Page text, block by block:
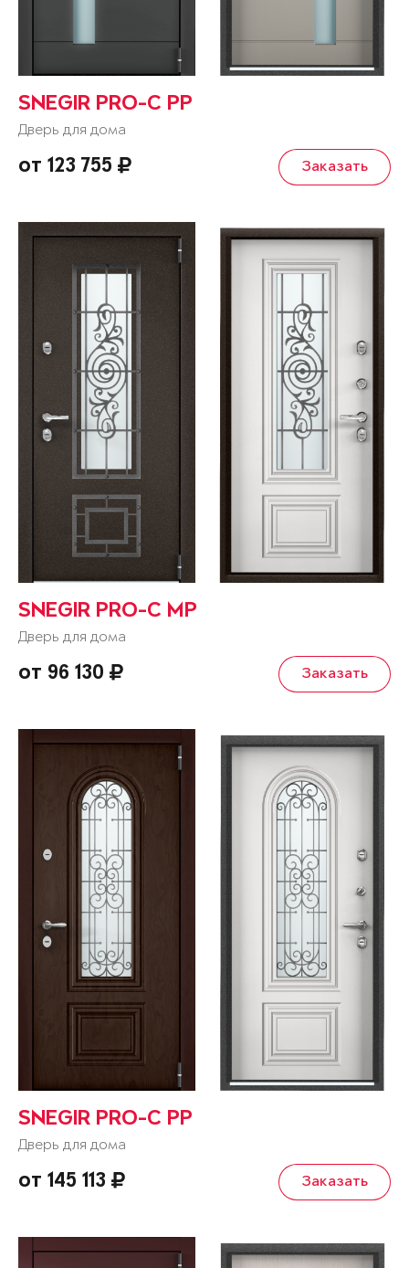
SNEGIR PRO-C PP
Дверь для дома
от 123 755 Заказать
SNEGIR PRO-C MP
Дверь для дома
от 96 130 Заказать
SNEGIR PRO-C PP
Дверь для дома
от 145 113 Заказать